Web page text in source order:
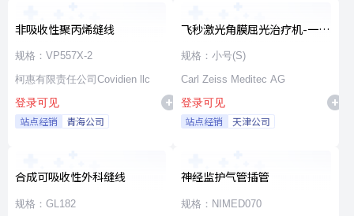
非吸收性聚丙烯缝线
规格：VP557X-2
柯惠有限责任公司Covidien llc
登录可见
站点经销 青海公司
飞秒激光角膜屈光治疗机-一次
性使用无菌治疗包
规格：小号(S)
Carl Zeiss Meditec AG
登录可见
站点经销 天津公司
合成可吸收性外科缝线
规格：GL182
神经监护气管插管
规格：NIMED070